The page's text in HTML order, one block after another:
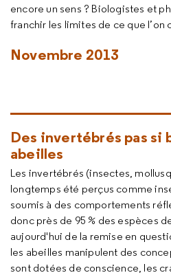
encore un sens ? Biologistes et
franchir les limites de ce que l’on
Novembre 2013
Des invertébrés pas si
abeilles
Les invertébrés (insectes,
longtemps été perçus comme
soumis à des comportements
donc près de 95 % des espèces
aujourd'hui de la remise en
les abeilles manipulent des
sont dotées de conscience, les